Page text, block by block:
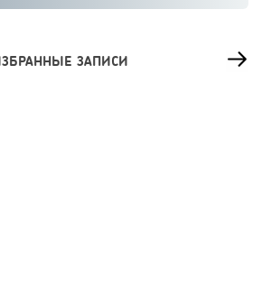
ЗАПИСИ